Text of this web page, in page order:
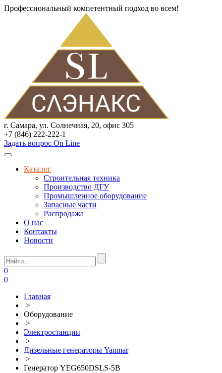
Профессиональный компетентный подход во всем!
г. Самара, ул. Солнечная, 20, офис 305
+7 (846) 222-222-1
Задать вопрос On Line
Каталог
Строительная техника
Производство ДГУ
Промышленное оборудование
Запасные части
Распродажа
О нас
Контакты
Новости
0
0
Главная
>
Оборудование
>
Электростанции
>
Дизельные генераторы Yanmar
>
Генератор YEG650DSLS-5B